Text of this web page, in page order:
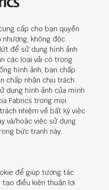
cấp cho bạn quyền
nhượng, không độc
để sử dụng hình ảnh
các loại vải có trong
hình ảnh, bạn chấp
chấp nhận chịu trách
dụng hình ảnh của mình
Fabrics trong mọi
nhiệm về bất kỳ việc
và/hoặc việc sử dụng
bức tranh này.
để giúp tương tác
tạo điều kiện thuận lợi